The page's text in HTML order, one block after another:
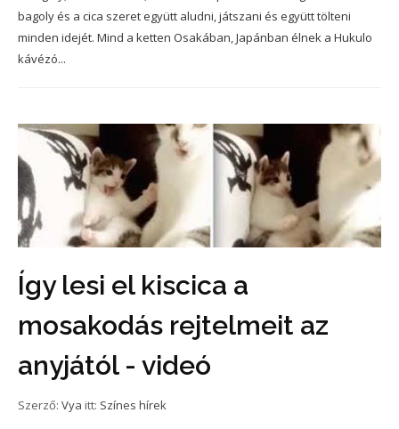
bagoly és a cica szeret együtt aludni, játszani és együtt tölteni
minden idejét. Mind a ketten Osakában, Japánban élnek a Hukulo
kávézó...
Így lesi el kiscica a
mosakodás rejtelmeit az
anyjától - videó
Szerző: Vya itt: Színes hírek